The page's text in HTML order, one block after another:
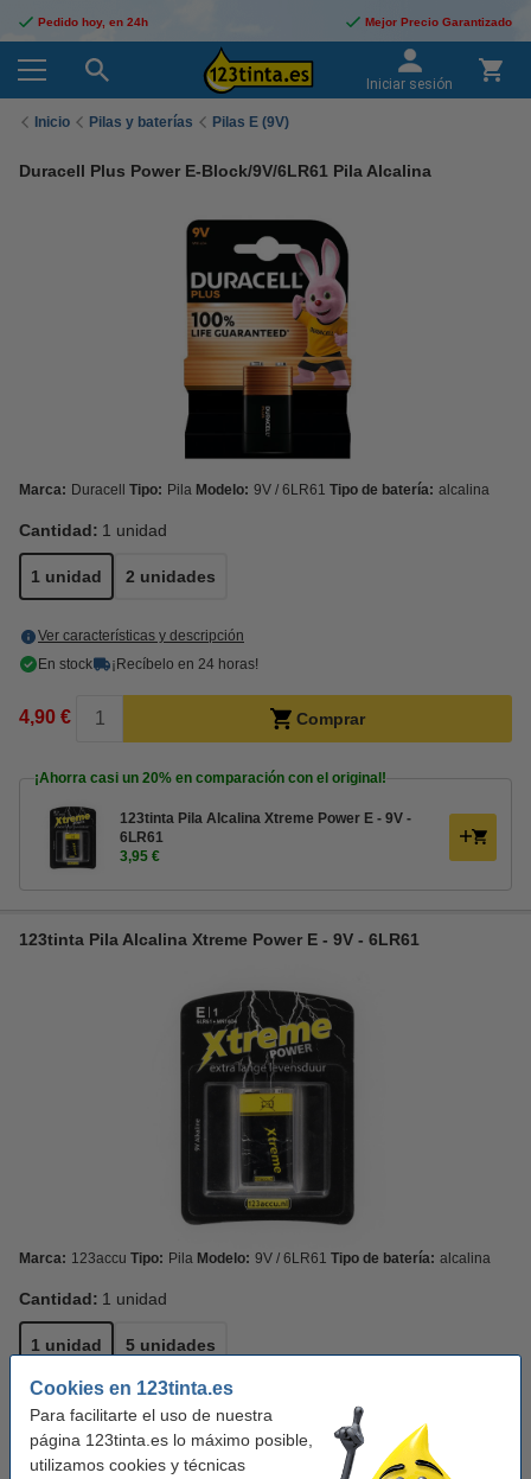
Cookies en 123tinta.es
Para facilitarte el uso de nuestra
página 123tinta.es lo máximo posible,
utilizamos cookies y técnicas
Pedido hoy, en 24h Mejor Precio Garantizado
Iniciar sesión
Inicio Pilas y baterías Pilas E (9V)
Duracell Plus Power E-Block/9V/6LR61 Pila Alcalina
Marca: Duracell Tipo: Pila Modelo: 9V / 6LR61 Tipo de batería: alcalina
Cantidad: 1 unidad
1 unidad 2 unidades
Ver características y descripción
En stock
¡Recíbelo en 24 horas!
4,90 € Comprar
¡Ahorra casi un 20% en comparación con el original!
123tinta Pila Alcalina Xtreme Power E - 9V -
6LR61
3,95 €
123tinta Pila Alcalina Xtreme Power E - 9V - 6LR61
Marca: 123accu Tipo: Pila Modelo: 9V / 6LR61 Tipo de batería: alcalina
Cantidad: 1 unidad
1 unidad 5 unidades
en comparación con el original!
En stock
¡Recíbelo en 24 horas!